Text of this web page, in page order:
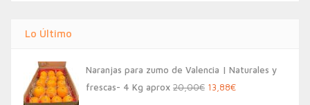
Lo Último
Naranjas para zumo de Valencia | Naturales y
frescas- 4 Kg aprox 20,00€ El
13,88€El